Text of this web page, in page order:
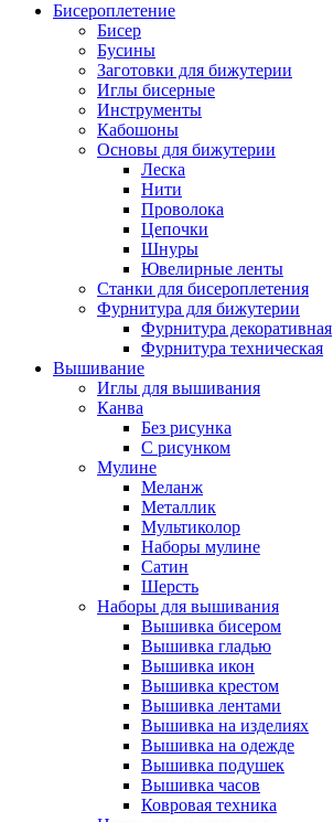
Бисероплетение
Бисер
Бусины
Заготовки для бижутерии
Иглы бисерные
Инструменты
Кабошоны
Основы для бижутерии
Леска
Нити
Проволока
Цепочки
Шнуры
Ювелирные ленты
Станки для бисероплетения
Фурнитура для бижутерии
Фурнитура декоративная
Фурнитура техническая
Вышивание
Иглы для вышивания
Канва
Без рисунка
С рисунком
Мулине
Меланж
Металлик
Мультиколор
Наборы мулине
Сатин
Шерсть
Наборы для вышивания
Вышивка бисером
Вышивка гладью
Вышивка икон
Вышивка крестом
Вышивка лентами
Вышивка на изделиях
Вышивка на одежде
Вышивка подушек
Вышивка часов
Ковровая техника